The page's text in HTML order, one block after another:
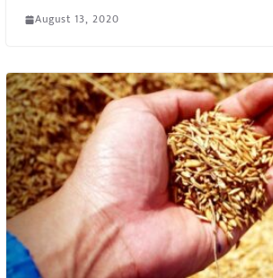
August 13, 2020